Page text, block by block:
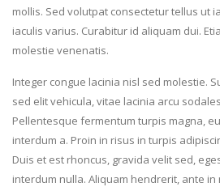
mollis. Sed volutpat consectetur tellus ut
iaculis varius. Curabitur id aliquam dui.
molestie venenatis.
Integer congue lacinia nisl sed molestie.
sed elit vehicula, vitae lacinia arcu
Pellentesque fermentum turpis magna,
interdum a. Proin in risus in turpis
Duis et est rhoncus, gravida velit sed,
interdum nulla. Aliquam hendrerit, ante